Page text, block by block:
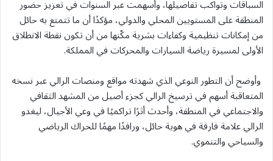
السباقات وتواكب تفاصيلها، وأسهمت عبر السنوات في تعزيز حضور
المنطقة على المستويين المحلي والدولي، مؤكدًا أن ما تتمتع به حائل
من إمكانات تنظيمية وكفاءات بشرية مكّنها من أن تكون نقطة الانطلاق
الأولى لمسيرة رياضة السيارات والمحركات في المملكة.
وأوضح أن التطور النوعي الذي شهدته مواقع ومنصات الرالي عبر نسخه
المتعاقبة أسهم في ترسيخ الرالي كجزء أصيل من المشهد الثقافي
والاجتماعي في المنطقة، وأحدث أثرًا تراكميًا في وعي الأجيال، ليغدو
الرالي علامة فارقة في هوية حائل، ورافدًا مهمًا للحراك الرياضي
والسياحي والتنموي.